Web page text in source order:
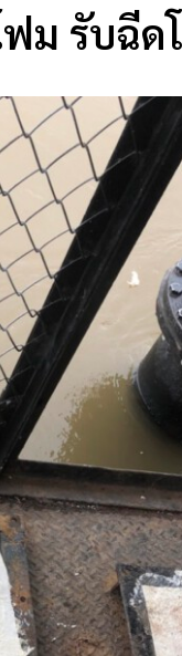
ม รับฉีด